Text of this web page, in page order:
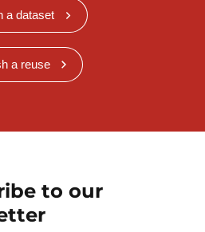
a dataset
a reuse
to our